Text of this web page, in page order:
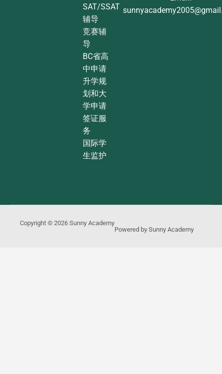
SAT/SSAT
辅导
竞赛辅
导
BC省高
中申请
升学规
划和大
学申请
签证服
务
国际学
生监护
Copyright © 2026 Sunny Academy
Powered by Sunny Academy